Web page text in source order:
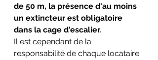
de 50 m, la présence d'au moins
un extincteur est obligatoire
dans la cage d'escalier.
Il est cependant de la
responsabilité de chaque locataire